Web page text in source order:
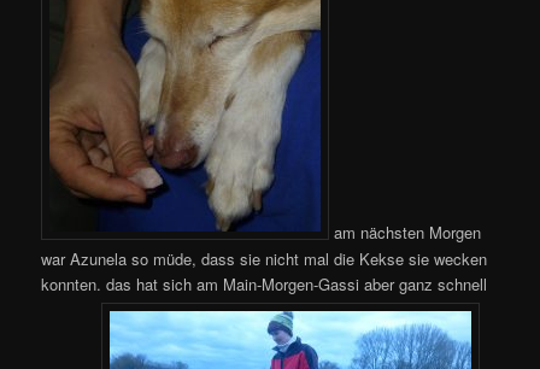
am nächsten Morgen
war Azunela so müde, dass sie nicht mal die Kekse sie wecken
konnten. das hat sich am Main-Morgen-Gassi aber ganz schnell